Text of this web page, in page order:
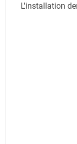
L'installation